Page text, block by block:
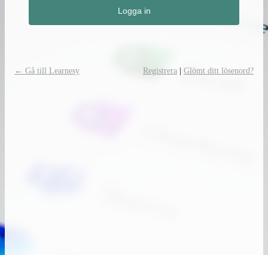
Registrera Glömt ditt lösenord?
← Gå till Learnesy